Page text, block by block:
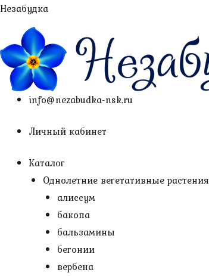
Перейти
содержимому
Незабудка
info@nezabudka-nsk.ru
Личный кабинет
Каталог
Однолетние вегетативные растения
алиссум
бакопа
бальзамины
бегонии
вербена